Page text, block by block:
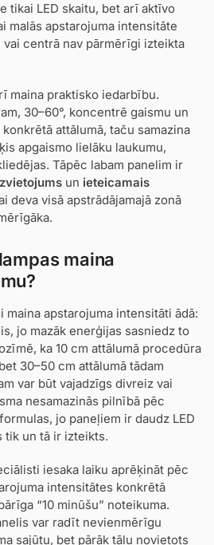
tikai LED skaitu, bet arī aktīvo
malās apstarojuma intensitāte
vai centrā nav pārmērīgi izteikta
maina praktisko iedarbību.
30–60°, koncentrē gaismu un
attālumā, taču samazina
apgaismo lielāku laukumu,
Tāpēc labam panelim ir
un ieteicamais
deva visā apstrādājamajā zonā
maina
maina apstarojuma intensitāti ādā:
jo mazāk enerģijas sasniedz to
ka 10 cm attālumā procedūra
30–50 cm attālumā tādam
var būt vajadzīgs divreiz vai
nesamazinās pilnībā pēc
jo paneļiem ir daudz LED
tik un tā ir izteikts.
iesaka laiku aprēķināt pēc
intensitātes konkrētā
“10 minūšu” noteikuma.
var radīt nevienmērīgu
sajūtu, bet pārāk tālu novietots